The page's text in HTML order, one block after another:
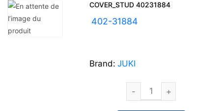
COVER_STUD 40231884
402-31884
Brand: JUKI